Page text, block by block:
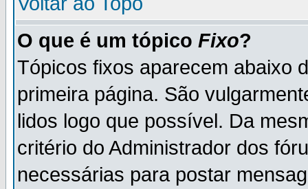
O que é um tópico Fixo?
Tópicos fixos aparecem abaixo
primeira página. São
lidos logo que possível. Da
critério do Administrador dos
necessárias para postar